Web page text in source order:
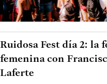
Ruidosa Fest día 2: la
femenina con
Laferte